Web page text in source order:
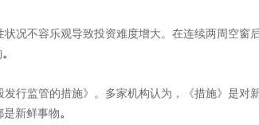
况不容乐观导致投资难度增大。在连续两周空窗
。
行监管的措施》。多家机构认为，《措施》是对
是新鲜事物。